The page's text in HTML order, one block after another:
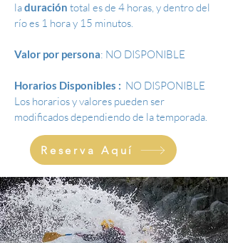
laduración total es de 4 horas, y dentro del
río es 1 hora y 15 minutos.
Valor por persona: NO DISPONIBLE
Horarios Disponibles : NO DISPONIBLE
Los horarios y valores pueden ser
modificados dependiendo de la temporada.
Reserva Aquí